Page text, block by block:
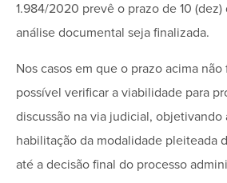
1.984/2020 prevê o prazo de 10 (dez)
análise documental seja finalizada.
Nos casos em que o prazo acima
possível verificar a viabilidade para
discussão na via judicial, objetivando
habilitação da modalidade pleiteada
até a decisão final do processo